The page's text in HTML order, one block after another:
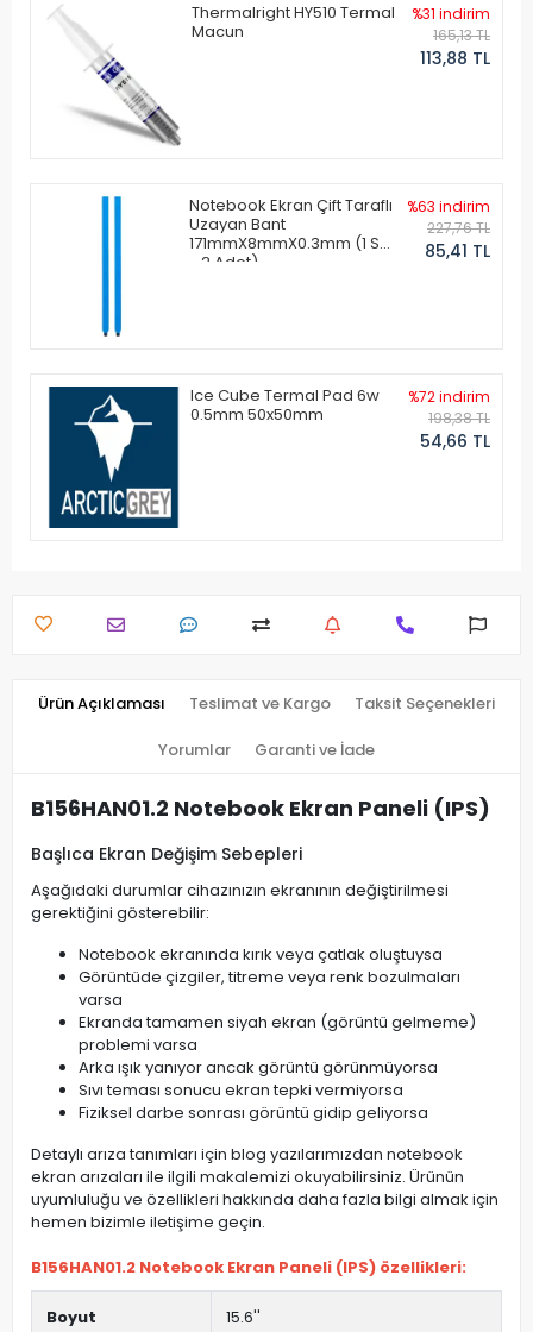
Thermalright HY510 Termal
Macun
%31 indirim
165,13 TL
113,88 TL
Notebook Ekran Çift Taraflı
Uzayan Bant
171mmX8mmX0.3mm (1 Set
- 2 Adet)
%63 indirim
227,76 TL
85,41 TL
Ice Cube Termal Pad 6w
0.5mm 50x50mm
%72 indirim
198,38 TL
54,66 TL
Ürün Açıklaması Teslimat ve Kargo Taksit Seçenekleri
Yorumlar Garanti ve İade
B156HAN01.2 Notebook Ekran Paneli (IPS)
Başlıca Ekran Değişim Sebepleri
Aşağıdaki durumlar cihazınızın ekranının değiştirilmesi
gerektiğini gösterebilir:
Notebook ekranında kırık veya çatlak oluştuysa
Görüntüde çizgiler, titreme veya renk bozulmaları
varsa
Ekranda tamamen siyah ekran (görüntü gelmeme)
problemi varsa
Arka ışık yanıyor ancak görüntü görünmüyorsa
Sıvı teması sonucu ekran tepki vermiyorsa
Fiziksel darbe sonrası görüntü gidip geliyorsa
Detaylı arıza tanımları için blog yazılarımızdan notebook
ekran arızaları ile ilgili makalemizi okuyabilirsiniz. Ürünün
uyumluluğu ve özellikleri hakkında daha fazla bilgi almak için
hemen bizimle iletişime geçin.
B156HAN01.2 Notebook Ekran Paneli (IPS) özellikleri:
Boyut 15.6''